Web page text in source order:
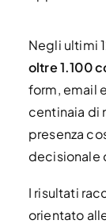
Negli ultimi
oltre 1.100
form, email
centinaia di
presenza
decisionale
I risultati
orientato